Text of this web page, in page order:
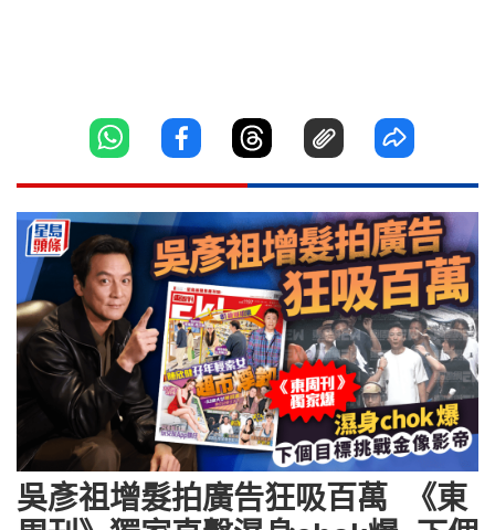
吳彥祖增髮拍廣告狂吸百萬 《東